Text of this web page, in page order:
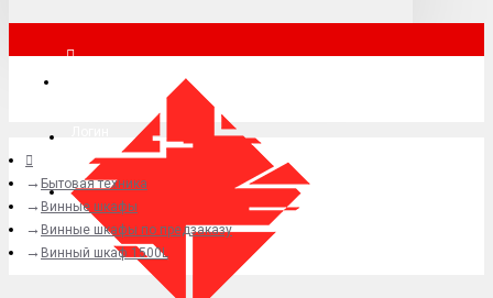
+7 (495) 015-41-41
Бытовая техника
Винные шкафы
Винные шкафы по предзаказу
Винный шкаф 1500L